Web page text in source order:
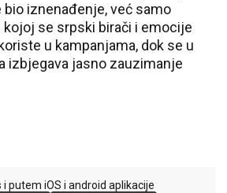
iznenađenje, već samo
kojoj se srpski birači i emocije
u kampanjama, dok se u
izbjegava jasno zauzimanje
i putem iOS i android aplikacije